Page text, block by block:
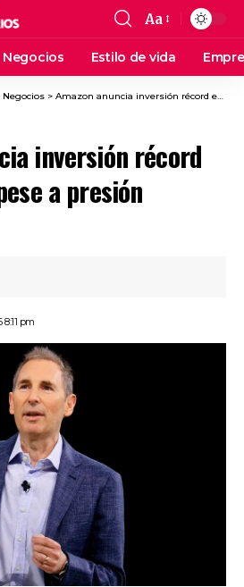
Aa
Negocios Estilo de vida
Negocios > Amazon anuncia inversión récord en IA y nube pese a presión financiera
inversión récord
a presión
pm